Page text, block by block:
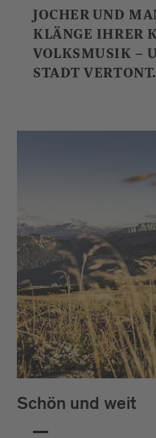
JOCHER UND
KLÄNGE IHRER
VOLKSMUSIK –
STADT VERTONT.
Schön und weit